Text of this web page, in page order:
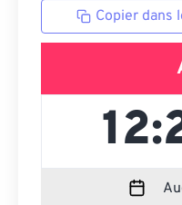
Copier dans